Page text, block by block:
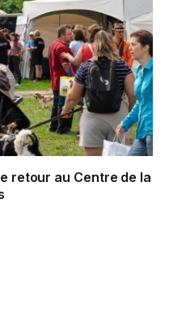
retour au Centre de la